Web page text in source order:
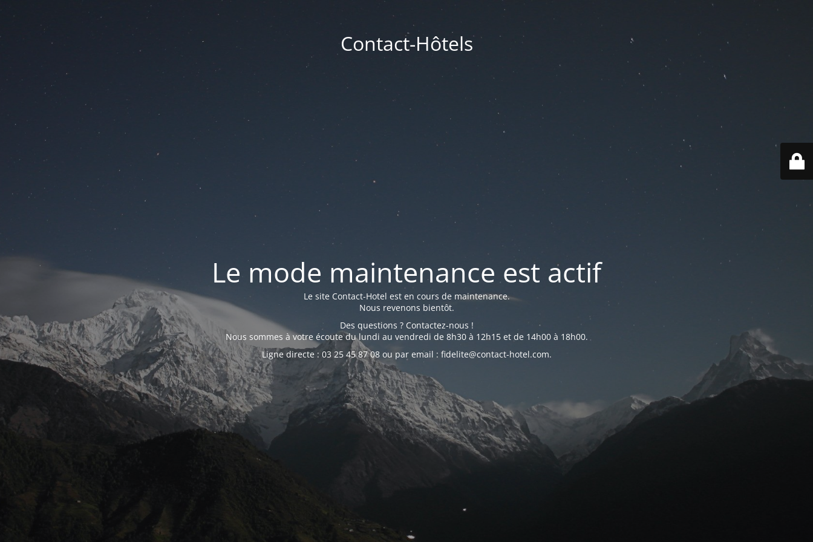
Contact-Hôtels
Le mode maintenance est actif
Le site Contact-Hotel est en cours de maintenance.
Nous revenons bientôt.
Des questions ? Contactez-nous !
Nous sommes à votre écoute du lundi au vendredi de 8h30 à 12h15 et de 14h00 à 18h00.
Ligne directe : 03 25 45 87 08 ou par email : fidelite@contact-hotel.com.